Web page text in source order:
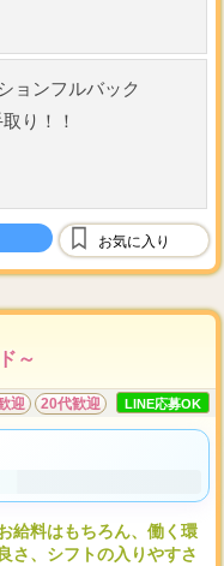
ョンフルバック
り！！
ス
お気に入り
～
迎 20代歓迎 LINE応募OK
給料はもちろん、働く環
さ、シフトの入りやすさ